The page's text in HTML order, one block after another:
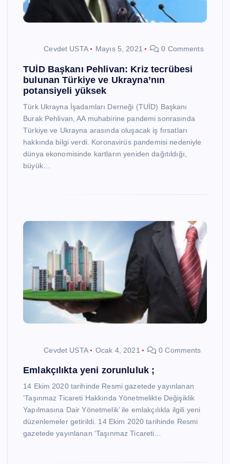
Cevdet USTA Mayıs 5, 2021 0 Comments
TUİD Başkanı Pehlivan: Kriz tecrübesi
bulunan Türkiye ve Ukrayna’nın
potansiyeli yüksek
Türk Ukrayna İşadamları Derneği (TUİD) Başkanı
Burak Pehlivan, AA muhabirine pandemi sonrasında
Türkiye ve Ukrayna arasında oluşacak iş fırsatları
hakkında bilgi verdi. Koronavirüs pandemisi nedeniyle
dünya ekonomisinde kartların yeniden dağıtıldığı,
büyük…
Cevdet USTA Ocak 4, 2021 0 Comments
Emlakçılıkta yeni zorunluluk ;
14 Ekim 2020 tarihinde Resmi gazetede yayınlanan
‘Taşınmaz Ticareti Hakkında Yönetmelikte Değişiklik
Yapılmasına Dair Yönetmelik’ ile emlakçılıkla ilgili yeni
düzenlemeler getirildi. 14 Ekim 2020 tarihinde Resmi
gazetede yayınlanan ‘Taşınmaz Ticareti…